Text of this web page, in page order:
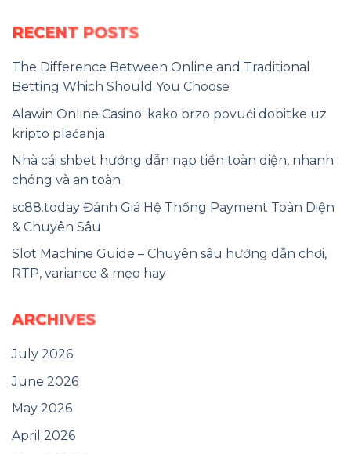
RECENT POSTS
The Difference Between Online and Traditional
Betting Which Should You Choose
Alawin Online Casino: kako brzo povući dobitke uz
kripto plaćanja
Nhà cái shbet hướng dẫn nạp tiền toàn diện, nhanh
chóng và an toàn
sc88.today Đánh Giá Hệ Thống Payment Toàn Diện
& Chuyên Sâu
Slot Machine Guide – Chuyên sâu hướng dẫn chơi,
RTP, variance & mẹo hay
ARCHIVES
July 2026
June 2026
May 2026
April 2026